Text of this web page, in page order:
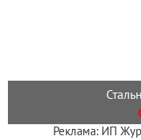
Реклама: ИП